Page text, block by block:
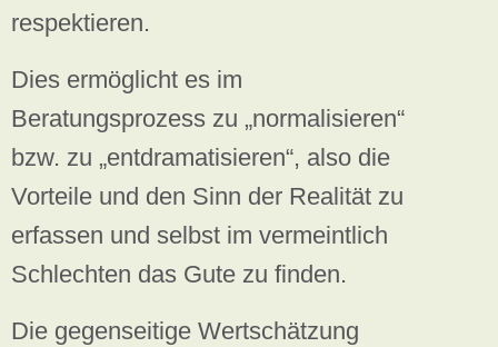
respektieren.
Dies ermöglicht es im
Beratungsprozess zu „normalisieren“
bzw. zu „entdramatisieren“, also die
Vorteile und den Sinn der Realität zu
erfassen und selbst im vermeintlich
Schlechten das Gute zu finden.
Die gegenseitige Wertschätzung